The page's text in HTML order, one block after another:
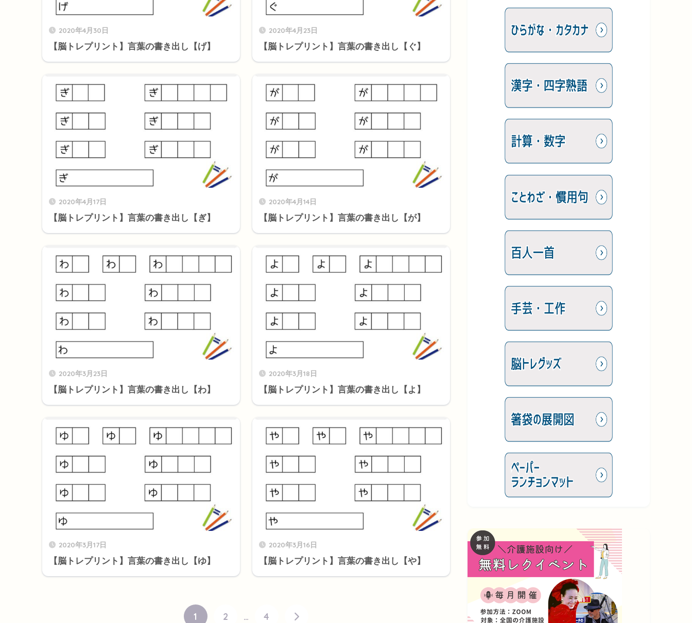
2020年4月30日
【脳トレプリント】言葉の書き出し【げ】
2020年4月23日
【脳トレプリント】言葉の書き出し【ぐ】
2020年4月17日
【脳トレプリント】言葉の書き出し【ぎ】
2020年4月14日
【脳トレプリント】言葉の書き出し【が】
2020年3月23日
【脳トレプリント】言葉の書き出し【わ】
2020年3月18日
【脳トレプリント】言葉の書き出し【よ】
2020年3月17日
【脳トレプリント】言葉の書き出し【ゆ】
2020年3月16日
【脳トレプリント】言葉の書き出し【や】
1 2 … 4